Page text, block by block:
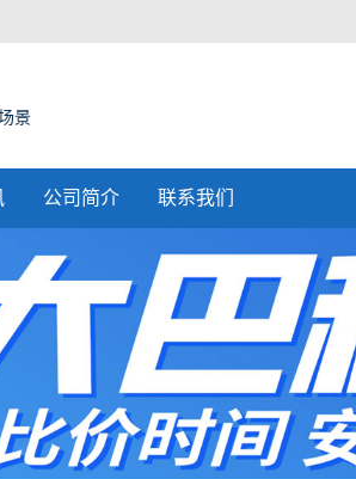
景
公司简介 联系我们